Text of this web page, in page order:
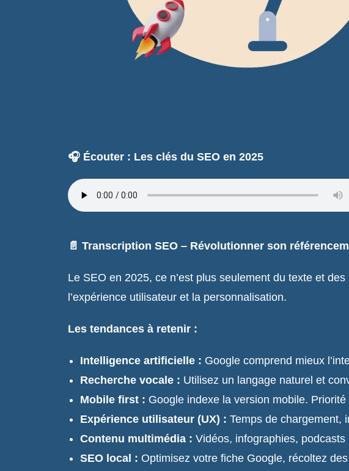
🎧 Écouter : Les clés du SEO en 2025
📄 Transcription SEO – Révolutionner son
Le SEO en 2025, ce n’est plus seulement du texte et
l’expérience utilisateur et la personnalisation.
Les tendances à retenir :
Intelligence artificielle : Google comprend mieux
Recherche vocale : Utilisez un langage naturel et
Mobile first : Google indexe la version mobile.
Expérience utilisateur (UX) : Temps de chargement,
Contenu multimédia : Vidéos, infographies,
SEO local : Optimisez votre fiche Google, récoltez